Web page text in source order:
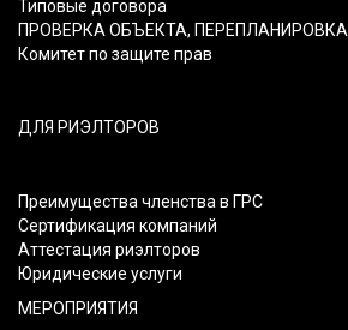
Типовые договора
ПРОВЕРКА ОБЪЕКТА, ПЕРЕПЛАНИРОВКА
Комитет по защите прав
ДЛЯ РИЭЛТОРОВ
Преимущества членства в ГРС
Сертификация компаний
Аттестация риэлторов
Юридические услуги
МЕРОПРИЯТИЯ